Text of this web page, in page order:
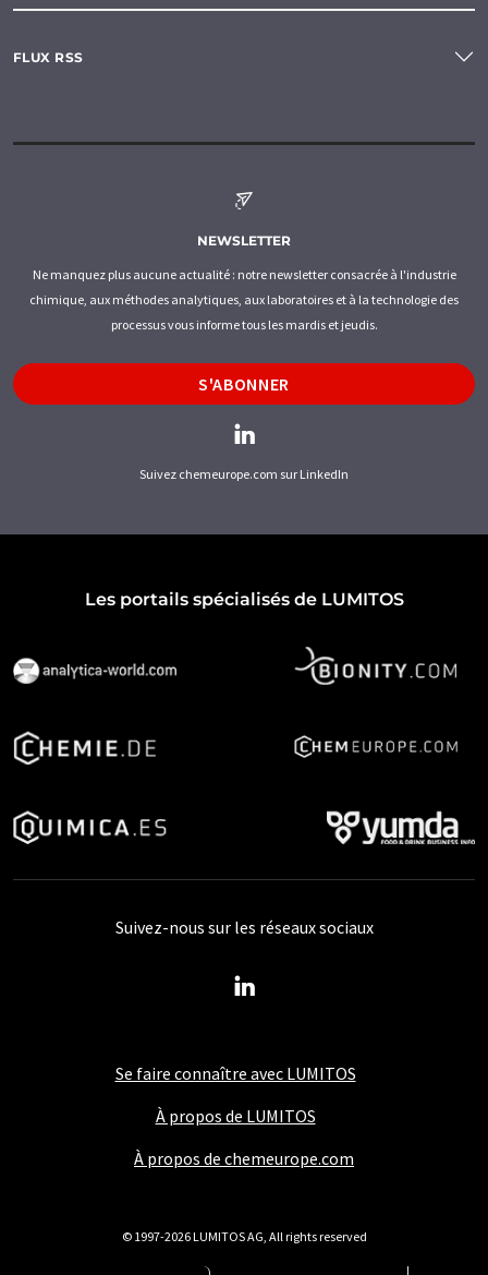
FLUX RSS
NEWSLETTER
Ne manquez plus aucune actualité : notre newsletter consacrée à l'industrie
chimique, aux méthodes analytiques, aux laboratoires et à la technologie des
processus vous informe tous les mardis et jeudis.
S'ABONNER
Suivez chemeurope.com sur LinkedIn
Les portails spécialisés de LUMITOS
Se faire connaître avec LUMITOS
À propos de LUMITOS
À propos de chemeurope.com
Suivez-nous sur les réseaux sociaux
© 1997-2026 LUMITOS AG, All rights reserved